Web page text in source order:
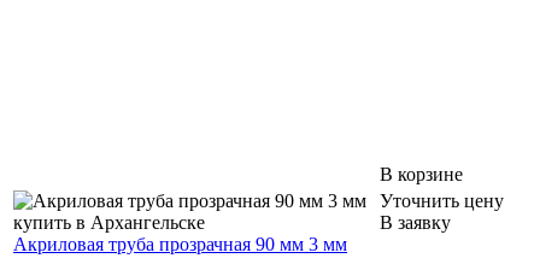
В корзине
Акриловая труба прозрачная 90 мм 3 мм
Уточнить цену
В заявку